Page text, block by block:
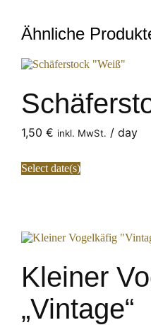
Ähnliche
1,50€ inkl. MwSt. / day
Select date(s)
Kleiner
„Vintage“